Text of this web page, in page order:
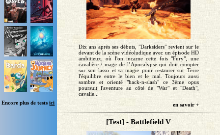
Encore plus de testsici
Dix ans après ses débuts, "Darksiders" revient sur le
devant de la scène vidéoludique avec un épisode HD
ambitieux, où l'on incarne cette fois "Fury", une
cavalière / mage de l’Apocalypse qui doit compter
sur son lasso et sa magie pour restaurer sur Terre
l'équilibre entre le bien et le mal. Toujours aussi
sombre et orienté "hack-n-slash" ce 3ème opus
poursuit l'aventure au côté de "War" et "Death",
cavalie...
en savoir +
[Test] - Battlefield V